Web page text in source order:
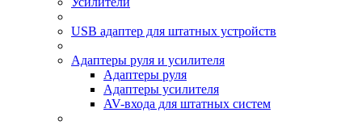
USB адаптер для штатных устройств
Адаптеры руля и усилителя
Адаптеры руля
Адаптеры усилителя
AV-входа для штатных систем